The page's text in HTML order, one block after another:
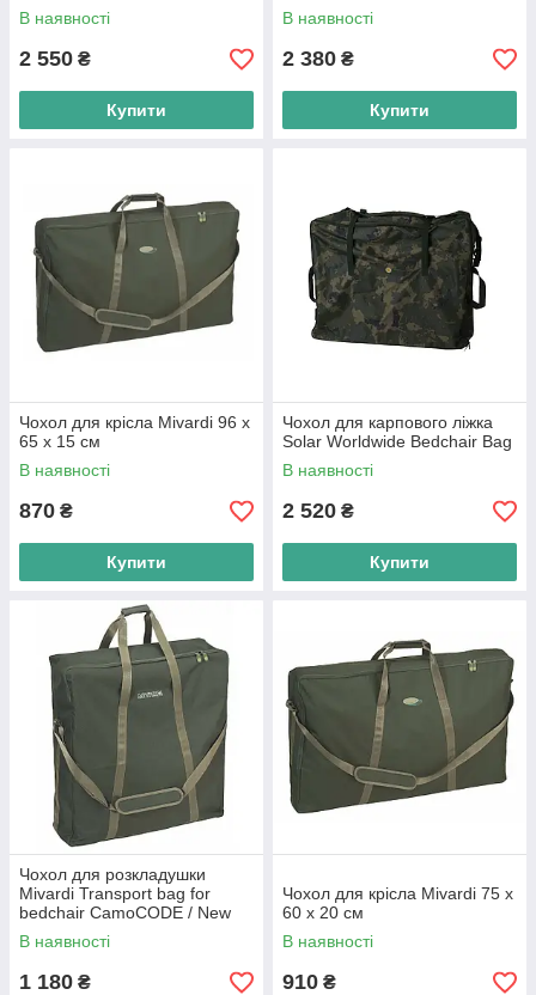
В наявності
2 550 ₴
Купити
В наявності
2 380 ₴
Купити
Чохол для крісла Mivardi 96 х
65 х 15 см
В наявності
870 ₴
Купити
Чохол для карпового ліжка
Solar Worldwide Bedchair Bag
В наявності
2 520 ₴
Купити
Чохол для розкладушки
Mivardi Transport bag for
bedchair CamoCODE / New
Dynasty Air8
В наявності
1 180 ₴
Чохол для крісла Mivardi 75 х
60 х 20 см
В наявності
910 ₴